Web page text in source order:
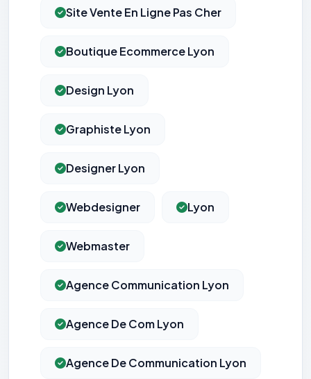
Site Vente En Ligne Pas Cher
Boutique Ecommerce Lyon
Design Lyon
Graphiste Lyon
Designer Lyon
Webdesigner Lyon
Webmaster
Agence Communication Lyon
Agence De Com Lyon
Agence De Communication Lyon